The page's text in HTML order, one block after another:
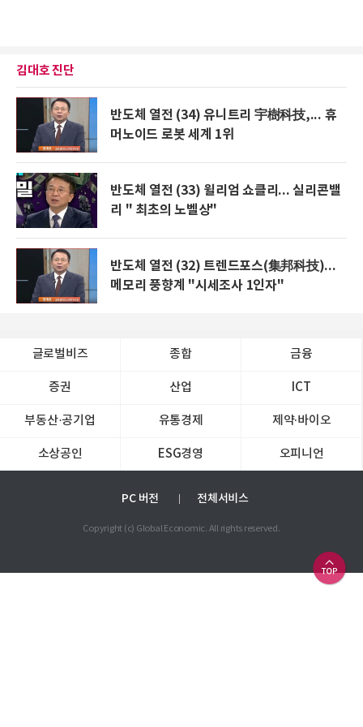
김대호 진단
반도체 열전 (34) 유니트리 宇樹科技,... 휴
머노이드 로봇 세계 1위
반도체 열전 (33) 윌리엄 쇼클리... 실리콘밸
리 " 최초의 노벨상"
반도체 열전 (32) 트렌드포스(集邦科技)...
메모리 풍향계 "시세조사 1인자"
글로벌비즈 종합 금융
증권 산업 ICT
부동산·공기업 유통경제 제약∙바이오
소상공인 ESG경영 오피니언
PC 버전 전체서비스
Copyright (c) Global Economic. All rights reserved.